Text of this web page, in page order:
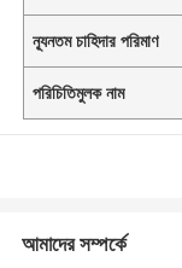
ন্যূনতম চাহিদার পরিমাণ
পরিচিতিমুলক নাম
আমাদের সম্পর্কে